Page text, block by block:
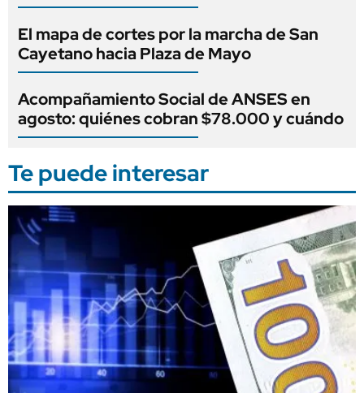
El mapa de cortes por la marcha de San
Cayetano hacia Plaza de Mayo
Acompañamiento Social de ANSES en
agosto: quiénes cobran $78.000 y cuándo
Te puede interesar